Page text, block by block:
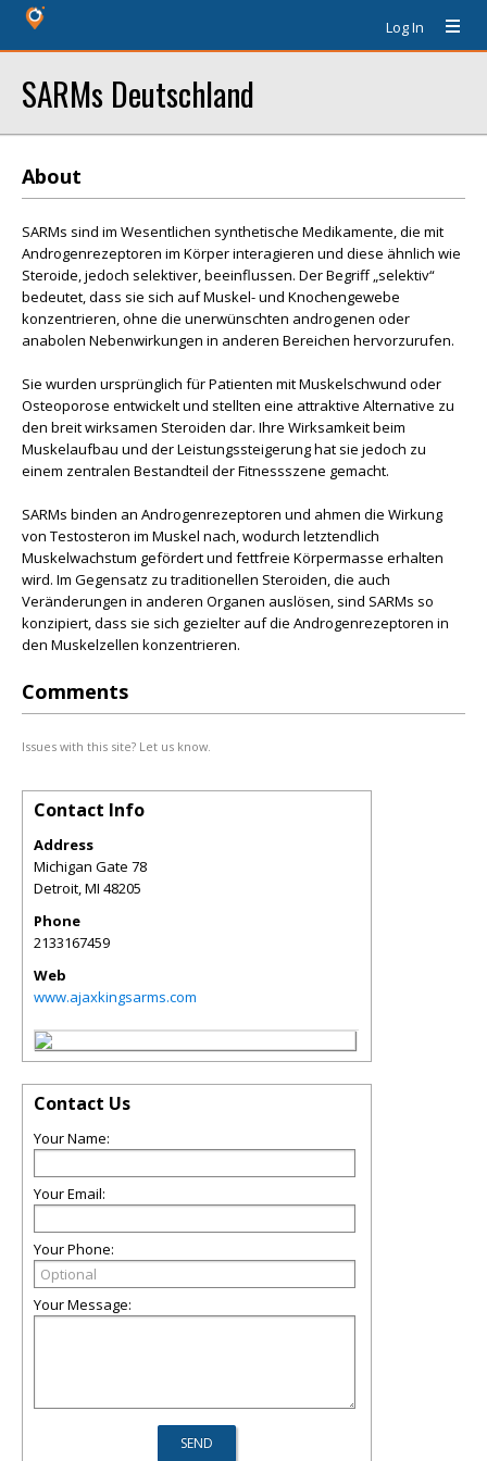
Log In
SARMs Deutschland
About
SARMs sind im Wesentlichen synthetische Medikamente, die mit
Androgenrezeptoren im Körper interagieren und diese ähnlich wie
Steroide, jedoch selektiver, beeinflussen. Der Begriff „selektiv“
bedeutet, dass sie sich auf Muskel- und Knochengewebe
konzentrieren, ohne die unerwünschten androgenen oder
anabolen Nebenwirkungen in anderen Bereichen hervorzurufen.
Sie wurden ursprünglich für Patienten mit Muskelschwund oder
Osteoporose entwickelt und stellten eine attraktive Alternative zu
den breit wirksamen Steroiden dar. Ihre Wirksamkeit beim
Muskelaufbau und der Leistungssteigerung hat sie jedoch zu
einem zentralen Bestandteil der Fitnessszene gemacht.
SARMs binden an Androgenrezeptoren und ahmen die Wirkung
von Testosteron im Muskel nach, wodurch letztendlich
Muskelwachstum gefördert und fettfreie Körpermasse erhalten
wird. Im Gegensatz zu traditionellen Steroiden, die auch
Veränderungen in anderen Organen auslösen, sind SARMs so
konzipiert, dass sie sich gezielter auf die Androgenrezeptoren in
den Muskelzellen konzentrieren.
Comments
Issues with this site? Let us know.
Contact Info
Address
Michigan Gate 78
Detroit,MI 48205
Phone
2133167459
Web
www.ajaxkingsarms.com
Contact Us
Your Name:
Your Email:
Your Phone:
Your Message: